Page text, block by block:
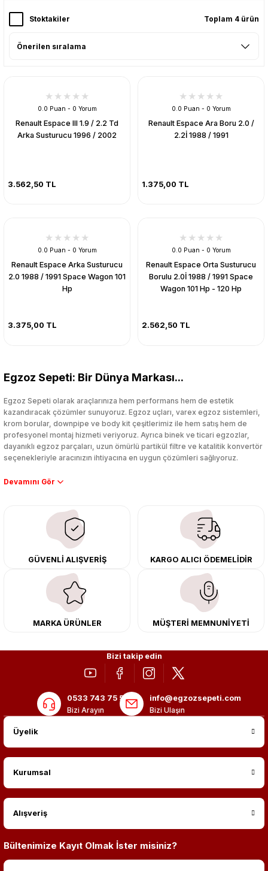
Stoktakiler Toplam 4 ürün
0.0 Puan - 0 Yorum
Renault Espace III 1.9 / 2.2 Td
Arka Susturucu 1996 / 2002
3.562,50 TL
0.0 Puan - 0 Yorum
Renault Espace Ara Boru 2.0 /
2.2İ 1988 / 1991
1.375,00 TL
0.0 Puan - 0 Yorum
Renault Espace Arka Susturucu
2.0 1988 / 1991 Space Wagon 101
Hp
3.375,00 TL
0.0 Puan - 0 Yorum
Renault Espace Orta Susturucu
Borulu 2.0İ 1988 / 1991 Space
Wagon 101 Hp - 120 Hp
2.562,50 TL
Egzoz Sepeti: Bir Dünya Markası...
Egzoz Sepeti olarak araçlarınıza hem performans hem de estetik
kazandıracak çözümler sunuyoruz. Egzoz uçları, varex egzoz sistemleri,
krom borular, downpipe ve body kit çeşitlerimiz ile hem satış hem de
profesyonel montaj hizmeti veriyoruz. Ayrıca binek ve ticari egzozlar,
dayanıklı egzoz parçaları, uzun ömürlü partikül filtre ve katalitik konvertör
seçenekleriyle aracınızın ihtiyacına en uygun çözümleri sağlıyoruz.
Performans artışı isteyen sürücüler için özel performans egzozları ve
çıkma orijinal ürünler ile yenileyebilir, body kit uygulamalarıyla aracınızın
tasarımını ve aerodinamisini üst seviyeye taşıyabilirsiniz.
Tüm ürünlerimiz orijinal, dayanıklı ve uzun ömürlüdür. İstanbul’daki montaj
merkezimizde profesyonel montaj yapıyor, Türkiye’nin her yerine güvenli
kargo ile teslimat gerçekleştiriyoruz. Aracınıza değer katmak için doğru
adres: Egzoz Sepeti.
GÜVENLİ ALIŞVERİŞ KARGO ALICI ÖDEMELİDİR
MARKA ÜRÜNLER MÜŞTERİ MEMNUNİYETİ
Bizi takip edin
0533 743 75 56
Bizi Arayın
info@egzozsepeti.com
Bizi Ulaşın
Üyelik
Kurumsal
Alışveriş
Bültenimize Kayıt Olmak İster misiniz?